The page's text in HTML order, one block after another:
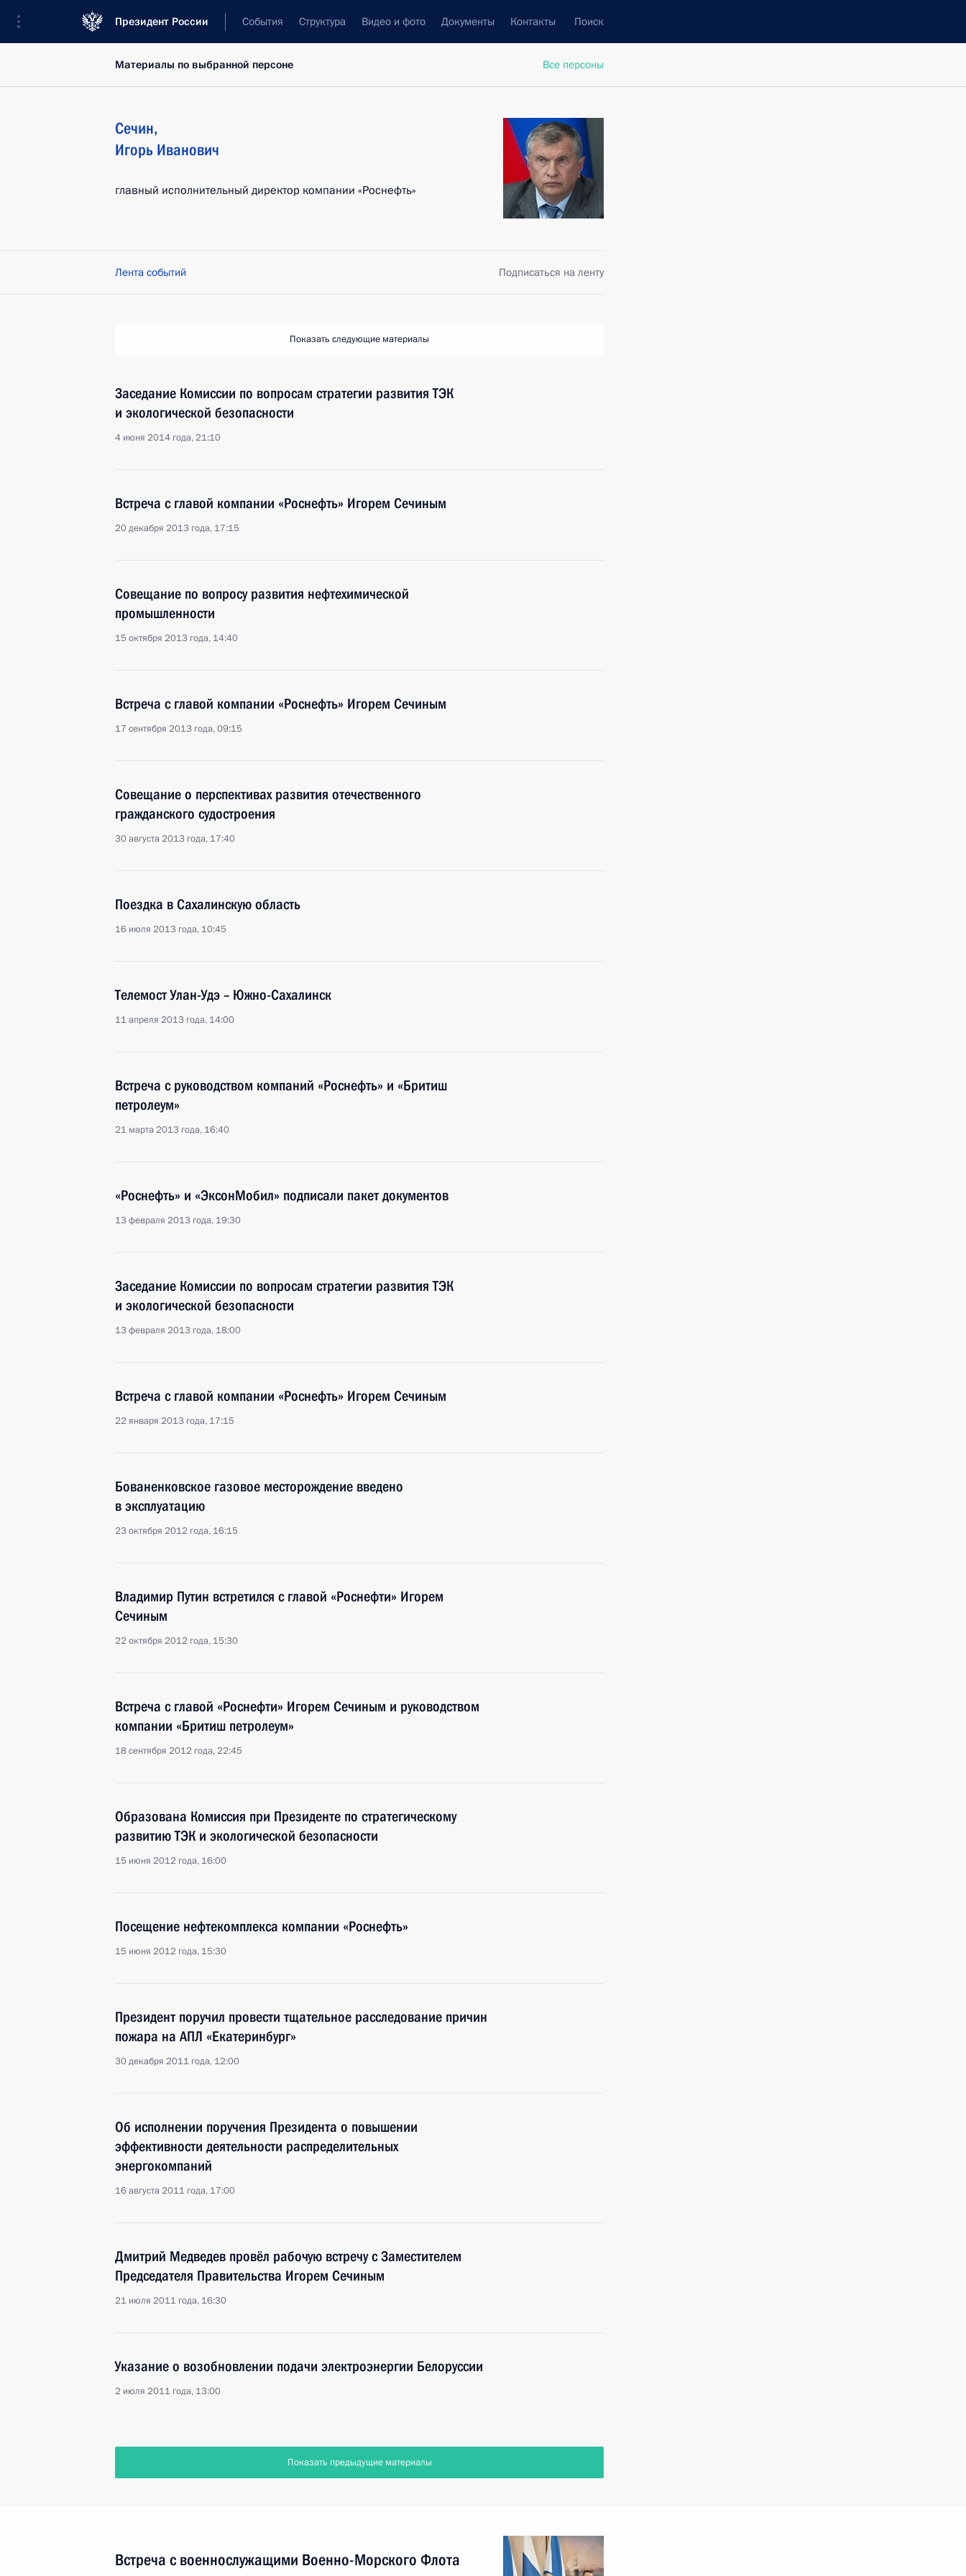
Президент России События Структура Видео и фото Документы Контакты Поиск
Все персоны
Материалы по выбранной персоне
Сечин,
Игорь Иванович
главный исполнительный директор компании «Роснефть»
Лента событий Подписаться на ленту
Показать следующие материалы
Заседание Комиссии по вопросам стратегии развития ТЭК
и экологической безопасности
4 июня 2014 года, 21:10
Встреча с главой компании «Роснефть» Игорем Сечиным
20 декабря 2013 года, 17:15
Совещание по вопросу развития нефтехимической
промышленности
15 октября 2013 года, 14:40
Встреча с главой компании «Роснефть» Игорем Сечиным
17 сентября 2013 года, 09:15
Совещание о перспективах развития отечественного
гражданского судостроения
30 августа 2013 года, 17:40
Поездка в Сахалинскую область
16 июля 2013 года, 10:45
Телемост Улан-Удэ – Южно-Сахалинск
11 апреля 2013 года, 14:00
Встреча с руководством компаний «Роснефть» и «Бритиш
петролеум»
21 марта 2013 года, 16:40
«Роснефть» и «ЭксонМобил» подписали пакет документов
13 февраля 2013 года, 19:30
Заседание Комиссии по вопросам стратегии развития ТЭК
и экологической безопасности
13 февраля 2013 года, 18:00
Встреча с главой компании «Роснефть» Игорем Сечиным
22 января 2013 года, 17:15
Бованенковское газовое месторождение введено
в эксплуатацию
23 октября 2012 года, 16:15
Владимир Путин встретился с главой «Роснефти» Игорем
Сечиным
22 октября 2012 года, 15:30
Встреча с главой «Роснефти» Игорем Сечиным и руководством
компании «Бритиш петролеум»
18 сентября 2012 года, 22:45
Образована Комиссия при Президенте по стратегическому
развитию ТЭК и экологической безопасности
15 июня 2012 года, 16:00
Посещение нефтекомплекса компании «Роснефть»
15 июня 2012 года, 15:30
Президент поручил провести тщательное расследование причин
пожара на АПЛ «Екатеринбург»
30 декабря 2011 года, 12:00
Об исполнении поручения Президента о повышении
эффективности деятельности распределительных
энергокомпаний
16 августа 2011 года, 17:00
Дмитрий Медведев провёл рабочую встречу с Заместителем
Председателя Правительства Игорем Сечиным
21 июля 2011 года, 16:30
Указание о возобновлении подачи электроэнергии Белоруссии
2 июля 2011 года, 13:00
Показать предыдущие материалы
Встреча с военнослужащими Военно-Морского Флота